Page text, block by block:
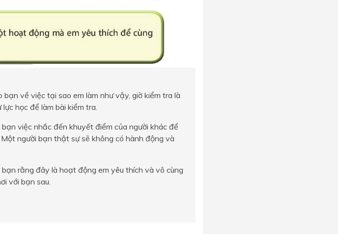
bạn về việc tại sao em làm như vậy, giờ kiểm tra là
học để làm bài kiểm tra.
việc nhắc đến khuyết điểm của người khác để
người bạn thật sự sẽ không có hành động và
bạn rằng đây là hoạt động em yêu thích và vô cùng
với bạn sau.